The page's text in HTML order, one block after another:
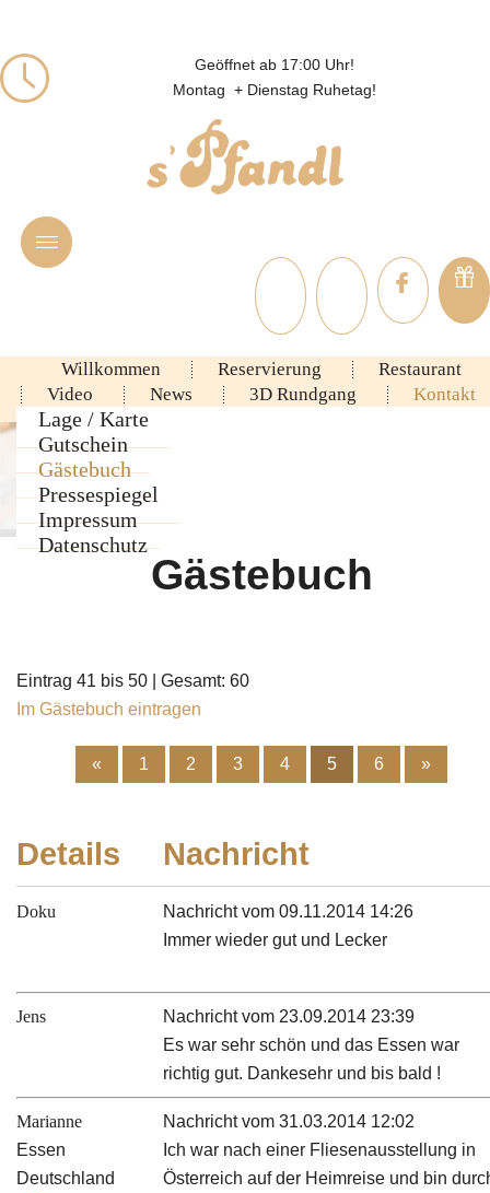
Geöffnet ab 17:00 Uhr!
Montag + Dienstag Ruhetag!
Willkommen Reservierung Restaurant
Ambiente
Rezepte
Speisekarte
Team
Weinkarte
Weinkeller
Video News 3D Rundgang Kontakt
Lage / Karte
Gutschein
Gästebuch
Pressespiegel
Impressum
Datenschutz
Gästebuch
Eintrag 41 bis 50 | Gesamt: 60
Im Gästebuch eintragen
« 1 2 3 4 5 6 »
Details Nachricht
Doku
Nachricht vom 09.11.2014 14:26
Immer wieder gut und Lecker
Jens
Nachricht vom 23.09.2014 23:39
Es war sehr schön und das Essen war
richtig gut. Dankesehr und bis bald !
Marianne
Essen
Deutschland
Nachricht vom 31.03.2014 12:02
Ich war nach einer Fliesenausstellung in
Österreich auf der Heimreise und bin